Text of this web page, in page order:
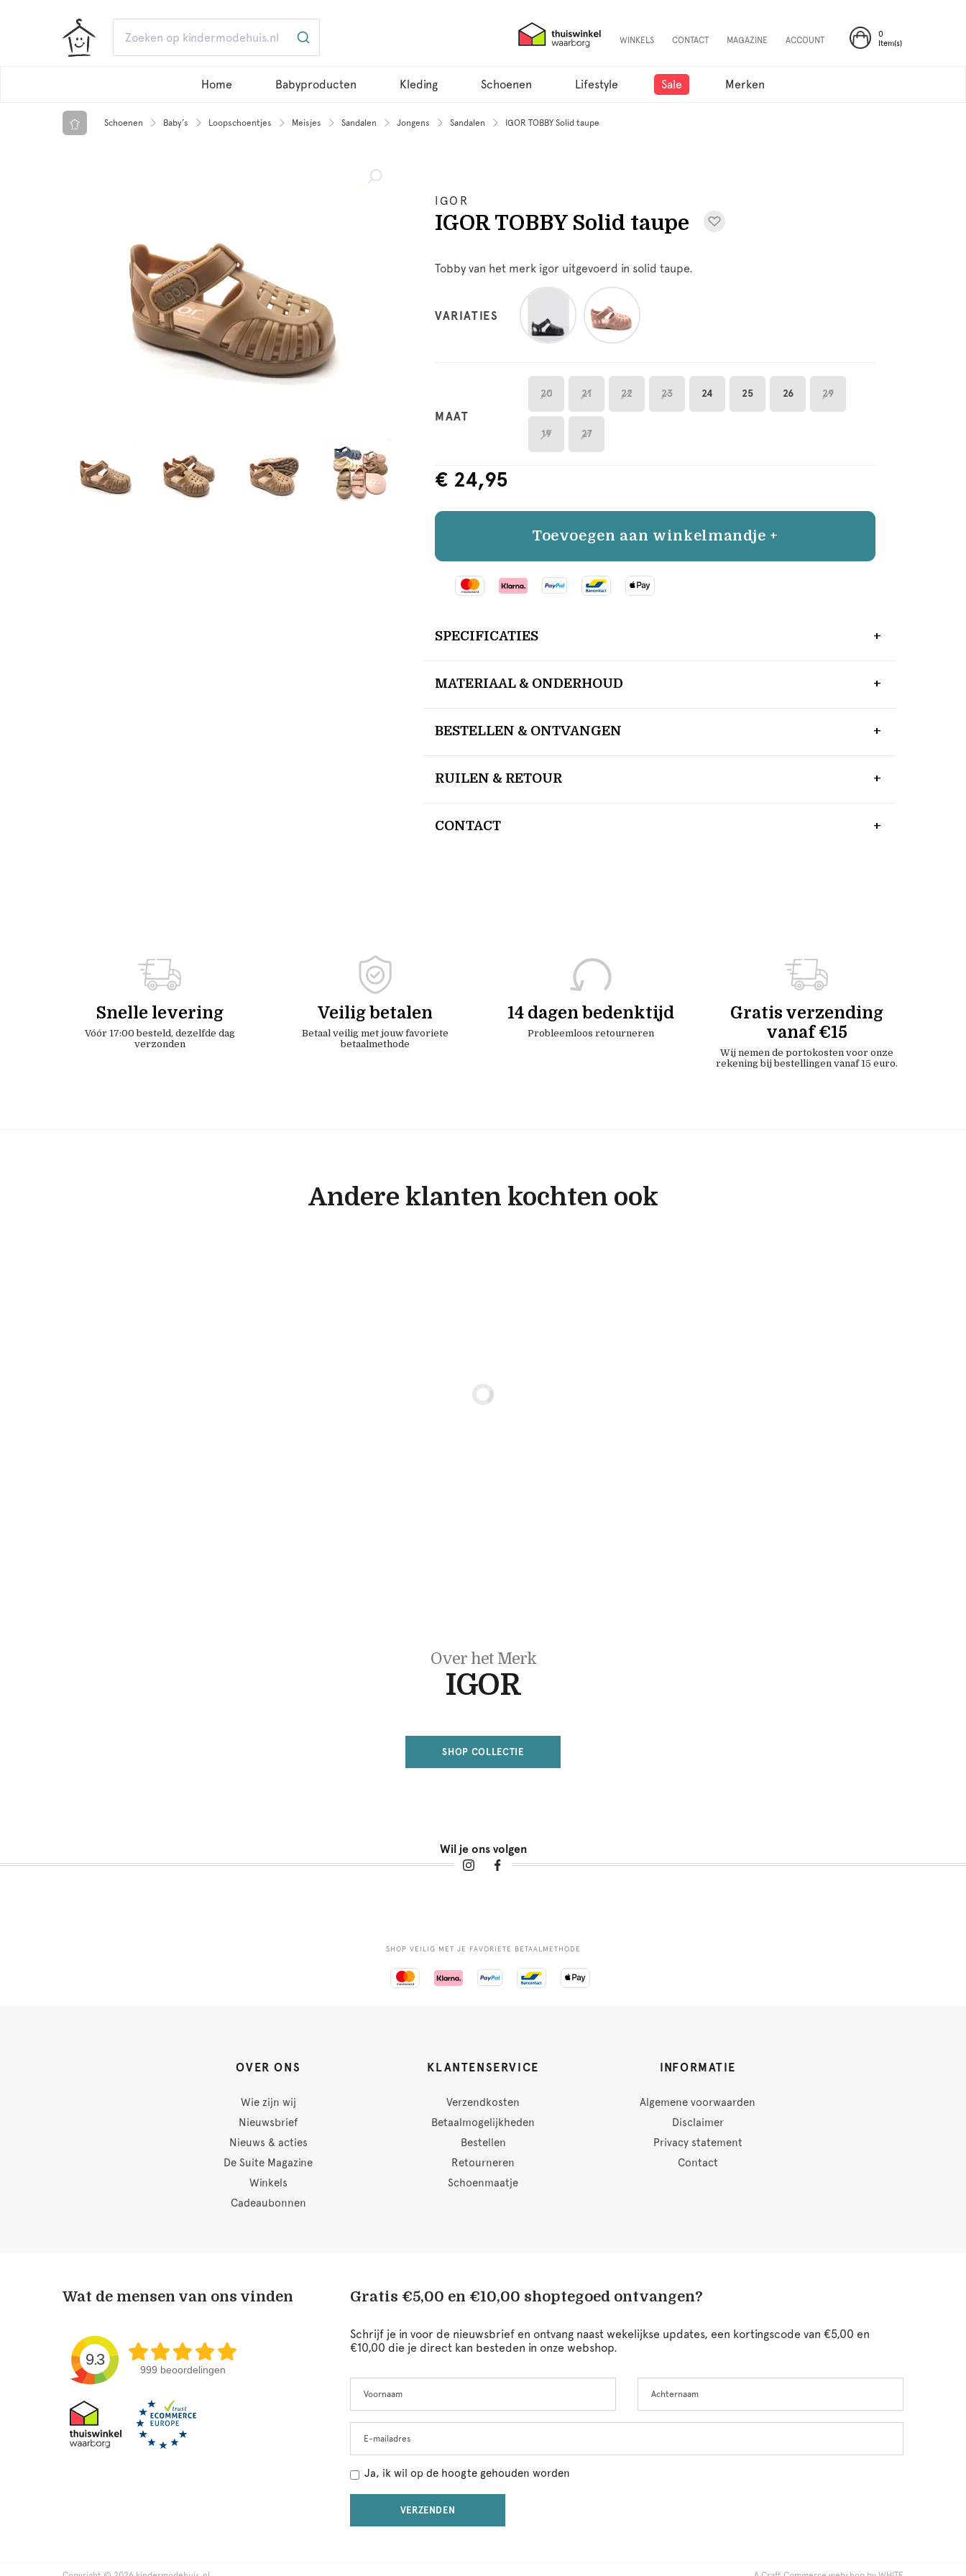
0
Item(s)
WINKELS CONTACT MAGAZINE ACCOUNT
Home Babyproducten Kleding Schoenen Lifestyle Sale Merken
Schoenen Baby’s Loopschoentjes Meisjes Sandalen Jongens Sandalen IGOR TOBBY Solid taupe
IGOR
IGOR TOBBY Solid taupe
Tobby van het merk igor uitgevoerd in solid taupe.
VARIATIES
MAAT
20 21 22 23 24 25 26 29
19 27
€ 24,95
Toevoegen aan winkelmandje +
SPECIFICATIES
MATERIAAL & ONDERHOUD
BESTELLEN & ONTVANGEN
RUILEN & RETOUR
CONTACT
Snelle levering
Vóór 17:00 besteld, dezelfde dag
verzonden
Veilig betalen
Betaal veilig met jouw favoriete
betaalmethode
14 dagen bedenktijd
Probleemloos retourneren
Gratis verzending
vanaf €15
Wij nemen de portokosten voor onze
rekening bij bestellingen vanaf 15 euro.
Andere klanten kochten ook
Over het Merk
IGOR
SHOP COLLECTIE
Wil je ons volgen
SHOP VEILIG MET JE FAVORIETE BETAALMETHODE
OVER ONS
Wie zijn wij
Nieuwsbrief
Nieuws & acties
De Suite Magazine
Winkels
Cadeaubonnen
KLANTENSERVICE
Verzendkosten
Betaalmogelijkheden
Bestellen
Retourneren
Schoenmaatje
INFORMATIE
Algemene voorwaarden
Disclaimer
Privacy statement
Contact
Wat de mensen van ons vinden
9.3
999 beoordelingen
Gratis €5,00 en €10,00 shoptegoed ontvangen?
Schrijf je in voor de nieuwsbrief en ontvang naast wekelijkse updates, een kortingscode van €5,00 en
€10,00 die je direct kan besteden in onze webshop.
this
field
blank
Ja, ik wil op de hoogte gehouden worden
VERZENDEN